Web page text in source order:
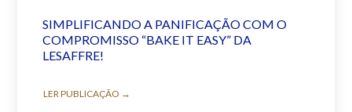
SIMPLIFICANDO A PANIFICAÇÃO COM O
COMPROMISSO “BAKE IT EASY” DA
LESAFFRE!
LER PUBLICAÇÃO →